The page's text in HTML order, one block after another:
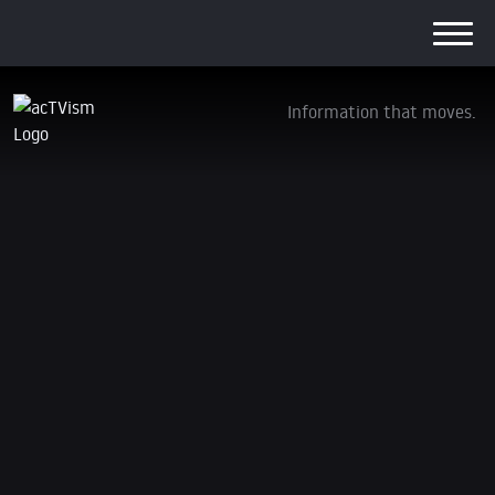
Information that moves.